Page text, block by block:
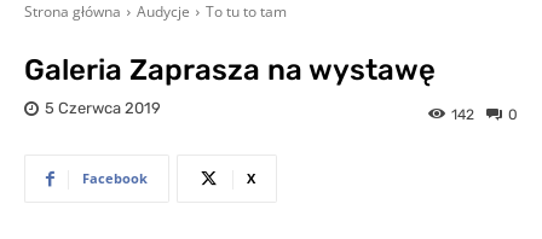
Strona główna Audycje To tu to tam
Galeria Zaprasza na wystawę
5 Czerwca 2019 0
142
Facebook X